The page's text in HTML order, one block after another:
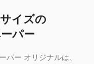
イズの
パー
ー オリジナルは、